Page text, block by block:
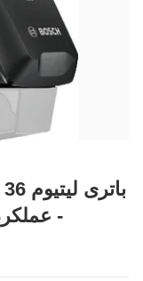
- عملکرد